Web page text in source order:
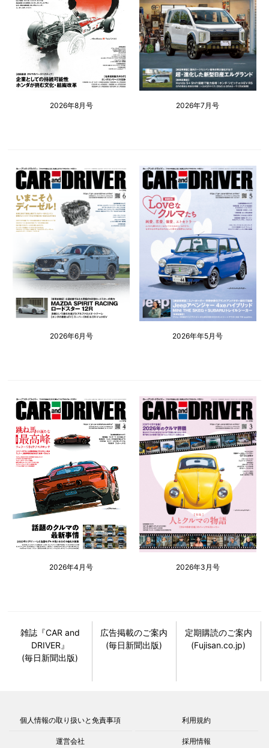
2026年8月号 2026年7月号
2026年6月号 2026年年5月号
2026年4月号 2026年3月号
雑誌『CAR and
DRIVER』
(毎日新聞出版)
広告掲載のご案内
(毎日新聞出版)
定期購読のご案内
(Fujisan.co.jp)
個人情報の取り扱いと免責事項 利用規約
運営会社 採用情報